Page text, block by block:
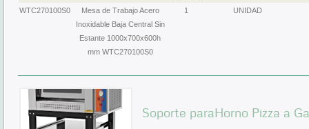
WTC270100S0
Mesa de Trabajo Acero
Inoxidable Baja Central Sin
Estante 1000x700x600h
mm WTC270100S0
1 UNIDAD
Soporte paraHorno Pizza a